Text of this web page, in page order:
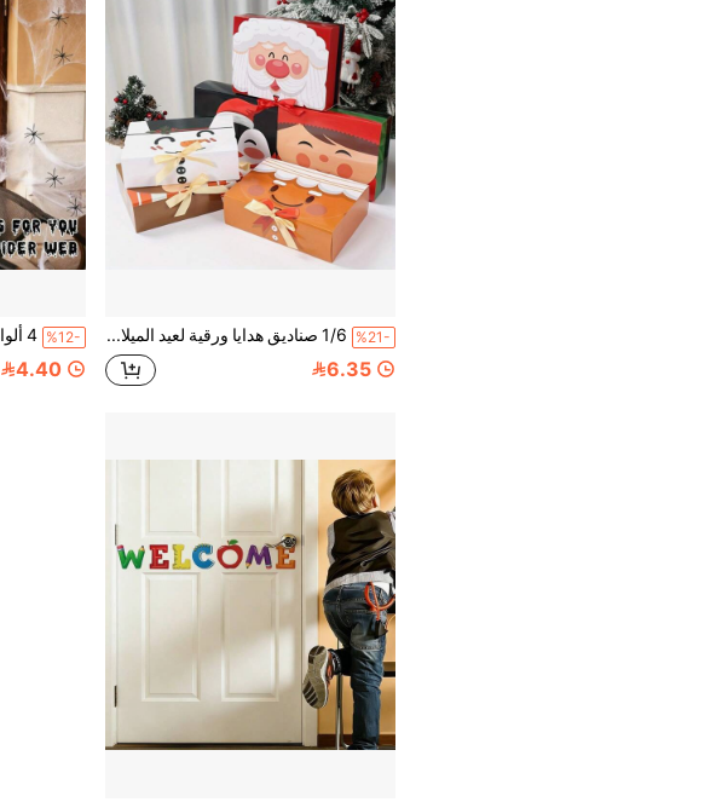
%21- 1/6 صناديق هدايا ورقية لعيد الميلاد، صناديق تغليف بنمط الرنة والرجل الثلجي وسانتا كلوز مع فيونكة، لوازم ديكور عيد الميلاد، ديكور عيد الميلاد السعيد، لوازم رأس السنة، ديكور عيد الميلاد، ديكور حفلة الشتاء، مجموعة صناديق تغليف عيد الميلاد
6.35
%12-
4.40